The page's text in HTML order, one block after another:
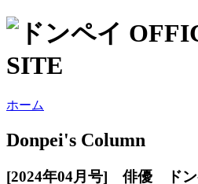
ホーム
Donpei's Column
[2024年04月号] 俳優 ドン